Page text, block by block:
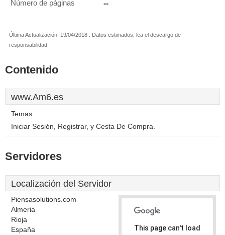
Número de páginas --
Última Actualización: 19/04/2018 . Datos estimados, lea el descargo de
responsabilidad.
Contenido
www.Am6.es
Temas:
Iniciar Sesión, Registrar, y Cesta De Compra.
Servidores
Localización del Servidor
Piensasolutions.com
Almeria
Rioja
España
This page can't load